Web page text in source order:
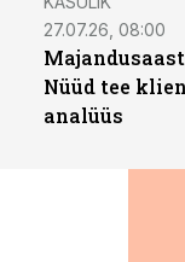
27.07.26, 08:00
Nüüd tee
analüüs